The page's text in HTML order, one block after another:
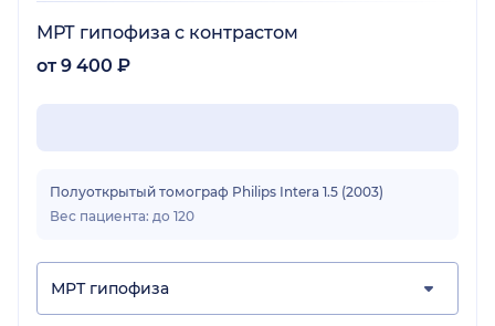
МРТ гипофиза с контрастом
от 9 400 ₽
Полуоткрытый томограф Philips Intera 1.5 (2003)
Вес пациента: до 120
МРТ гипофиза